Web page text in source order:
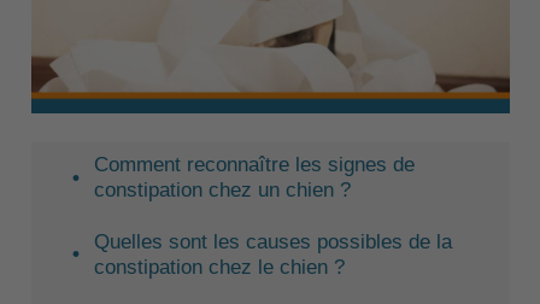
Comment reconnaître les signes de
constipation chez un chien ?
Quelles sont les causes possibles de la
constipation chez le chien ?